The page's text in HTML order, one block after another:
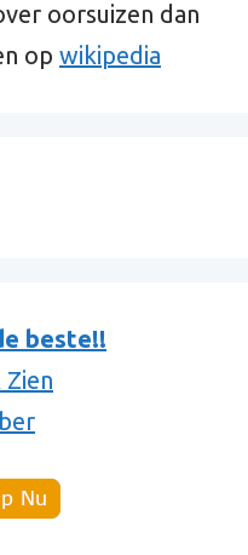
oorsuizen dan
op wikipedia
beste!!